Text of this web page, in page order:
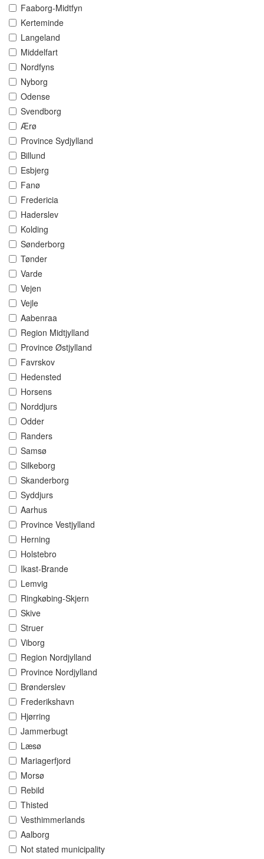
Faaborg-Midtfyn
Kerteminde
Langeland
Middelfart
Nordfyns
Nyborg
Odense
Svendborg
Ærø
Province Sydjylland
Billund
Esbjerg
Fanø
Fredericia
Haderslev
Kolding
Sønderborg
Tønder
Varde
Vejen
Vejle
Aabenraa
Region Midtjylland
Province Østjylland
Favrskov
Hedensted
Horsens
Norddjurs
Odder
Randers
Samsø
Silkeborg
Skanderborg
Syddjurs
Aarhus
Province Vestjylland
Herning
Holstebro
Ikast-Brande
Lemvig
Ringkøbing-Skjern
Skive
Struer
Viborg
Region Nordjylland
Province Nordjylland
Brønderslev
Frederikshavn
Hjørring
Jammerbugt
Læsø
Mariagerfjord
Morsø
Rebild
Thisted
Vesthimmerlands
Aalborg
Not stated municipality